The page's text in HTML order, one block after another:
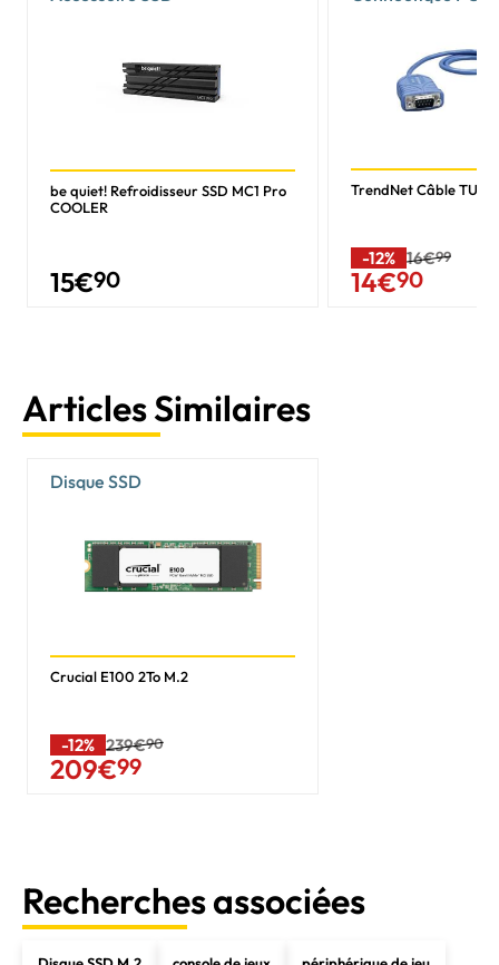
be quiet! Refroidisseur SSD MC1 Pro
COOLER
15€90
TrendNet Câble TU-
-12% 16€99
14€90
Articles Similaires
Disque SSD
Crucial E100 2To M.2
-12% 239€90
209€99
Recherches associées